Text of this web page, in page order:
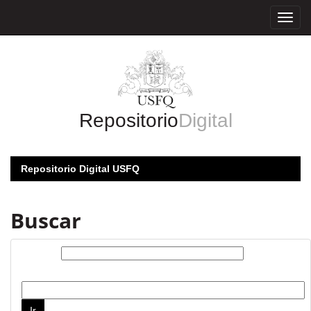
RepositorioDigital
Repositorio Digital USFQ
Buscar